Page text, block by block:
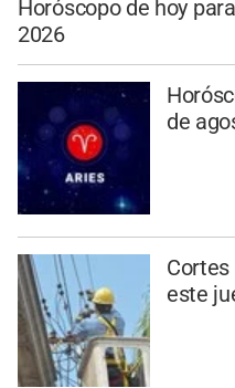
Horóscopo de hoy
2026
de
este